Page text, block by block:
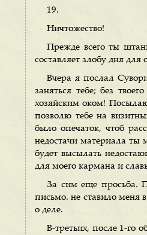
19.
Ничтожество!
Прежде всего ты
составляет злобу дня для
Вчера я послал
заняться тебе; без
хозяйским оком!
позволю тебе на
было опечаток, чтоб
недостачи материала ты
будет высылать
для моего кармана и
За сим еще просьба.
письмо. не ставило меня
о деле.
В-третьих, после 1-го